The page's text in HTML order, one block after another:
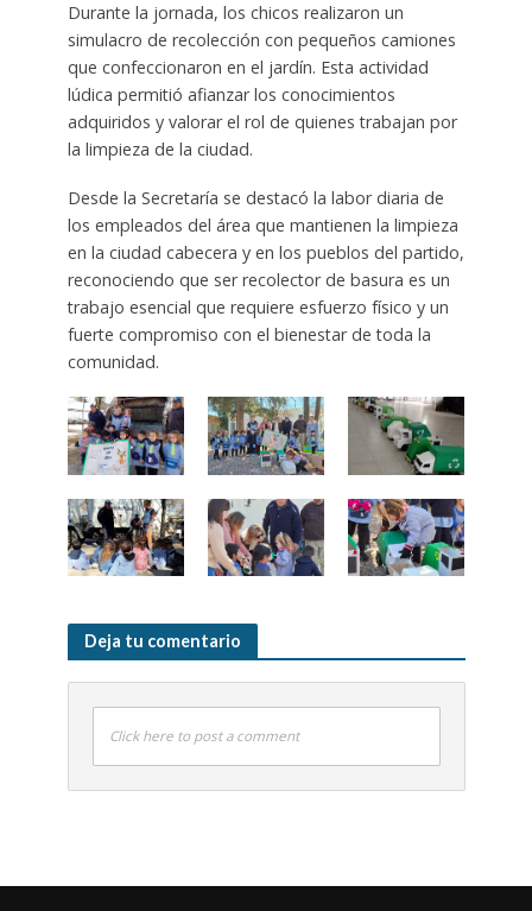
Durante la jornada, los chicos realizaron un
simulacro de recolección con pequeños camiones
que confeccionaron en el jardín. Esta actividad
lúdica permitió afianzar los conocimientos
adquiridos y valorar el rol de quienes trabajan por
la limpieza de la ciudad.
Desde la Secretaría se destacó la labor diaria de
los empleados del área que mantienen la limpieza
en la ciudad cabecera y en los pueblos del partido,
reconociendo que ser recolector de basura es un
trabajo esencial que requiere esfuerzo físico y un
fuerte compromiso con el bienestar de toda la
comunidad.
Deja tu comentario
Click here to post a comment